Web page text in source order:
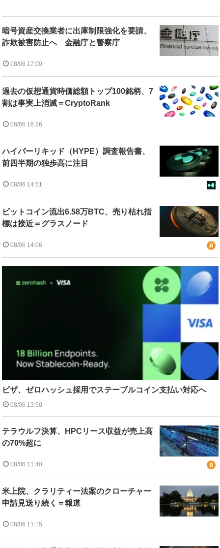
暗号資産交換業者に出庫制限強化を要請、
詐欺被害防止へ 金融庁と警察庁
08/06 17:00
過去の仮想通貨時価総額トップ100銘柄、7
割は事実上消滅＝CryptoRank
08/06 16:26
ハイパーリキッド（HYPE）調査報告書、
前四半期の独歩高に注目
08/06 14:51
ビットコイン流出6.58万BTC、売り枯れ指
標は接近＝グラスノード
08/06 14:06
ビザ、ゼロハッシュ採用でステーブルコイン支払い対応へ
08/06 13:50
テラウルフ決算、HPCリース収益が売上高
の70%超に
08/06 11:40
米上院、クラリティー法案のクローチャー
申請見送り続く＝報道
08/06 11:15